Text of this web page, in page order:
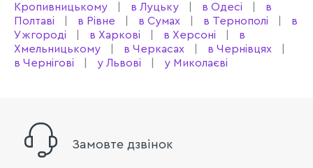
Кропивницькому
в Луцьку в Одесі
в
Полтаві
в Рівне в Сумах в Тернополі
в
Ужгороді
в Харкові в Херсоні
в
Хмельницькому
в Черкасах
в Чернівцях
в Чернігові
у Львові у Миколаєві
Замовте дзвінок